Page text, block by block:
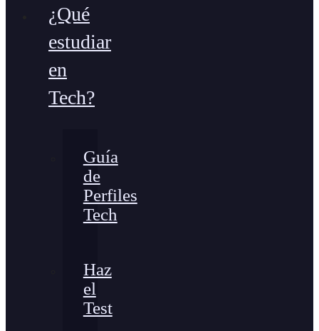
¿Qué
estudiar
en
Tech?
Guía
de
Perfiles
Tech
Haz
el
Test